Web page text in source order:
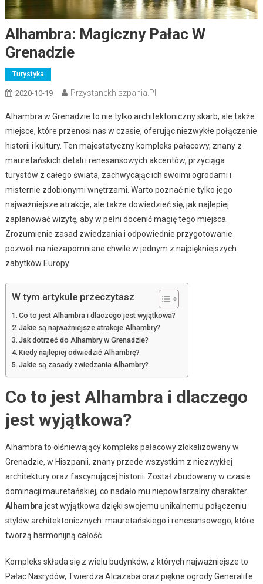
Alhambra: Magiczny Pałac W
Grenadzie
Turystyka
2020-10-19 Przystanekhiszpania.pl
Alhambra w Grenadzie to nie tylko architektoniczny skarb, ale także
miejsce, które przenosi nas w czasie, oferując niezwykłe połączenie
historii i kultury. Ten majestatyczny kompleks pałacowy, znany z
mauretańskich detali i renesansowych akcentów, przyciąga
turystów z całego świata, zachwycając ich swoimi ogrodami i
misternie zdobionymi wnętrzami. Warto poznać nie tylko jego
najważniejsze atrakcje, ale także dowiedzieć się, jak najlepiej
zaplanować wizytę, aby w pełni docenić magię tego miejsca.
Zrozumienie zasad zwiedzania i odpowiednie przygotowanie
pozwoli na niezapomniane chwile w jednym z najpiękniejszych
zabytków Europy.
W tym artykule przeczytasz
Co to jest Alhambra i dlaczego jest wyjątkowa?
Jakie są najważniejsze atrakcje Alhambry?
Jak dotrzeć do Alhambry w Grenadzie?
Kiedy najlepiej odwiedzić Alhambrę?
Jakie są zasady zwiedzania Alhambry?
Co to jest Alhambra i dlaczego
jest wyjątkowa?
Alhambra to olśniewający kompleks pałacowy zlokalizowany w
Grenadzie, w Hiszpanii, znany przede wszystkim z niezwykłej
architektury oraz fascynującej historii. Został zbudowany w czasie
dominacji mauretańskiej, co nadało mu niepowtarzalny charakter.
Alhambrajest wyjątkowa dzięki swojemu unikalnemu połączeniu
stylów architektonicznych: mauretańskiego i renesansowego, które
tworzą harmonijną całość.
Kompleks składa się z wielu budynków, z których najważniejsze to
Pałac Nasrydów, Twierdza Alcazaba oraz piękne ogrody Generalife.